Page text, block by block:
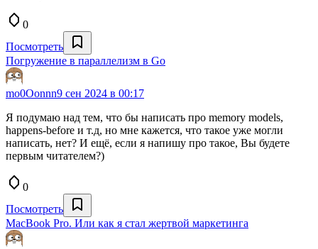
0
Посмотреть
Погружение в параллелизм в Go
mo0Oonnn9 сен 2024 в 00:17
Я подумаю над тем, что бы написать про memory models,
happens-before и т.д, но мне кажется, что такое уже могли
написать, нет? И ещё, если я напишу про такое, Вы будете
первым читателем?)
0
Посмотреть
MacBook Pro. Или как я стал жертвой маркетинга